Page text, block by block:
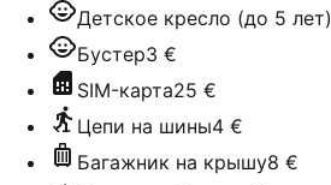
Детское кресло (до 5 лет)
Бустер3 €
SIM-карта25 €
Цепи на шины4 €
Багажник на крышу8 €